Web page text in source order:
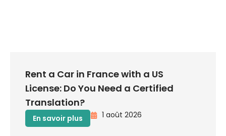
Rent a Car in France with a US
License: Do You Need a Certified
Translation?
En savoir plus 1 août 2026